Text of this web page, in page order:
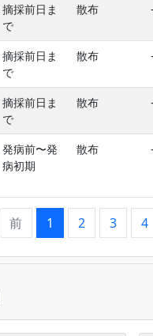
摘採前日ま
で
散布 -
摘採前日ま
で
散布 -
摘採前日ま
で
散布 -
発病前〜発
病初期
散布 -
前 1 2 3 4